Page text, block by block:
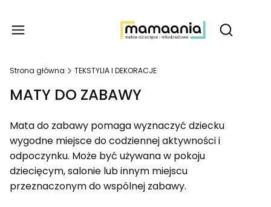
Otwórz
Strona główna TEKSTYLIA I DEKORACJE
MATY DO ZABAWY
Mata do zabawy pomaga wyznaczyć dziecku
wygodne miejsce do codziennej aktywności i
odpoczynku. Może być używana w pokoju
dziecięcym, salonie lub innym miejscu
przeznaczonym do wspólnej zabawy.